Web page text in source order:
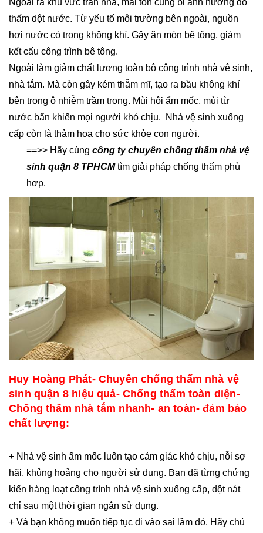
thấm dột nước. Từ yếu tố môi trường bên ngoài, nguồn
hơi nước có trong không khí. Gây ăn mòn bê tông, giảm
kết cấu công trình bê tông.
Ngoài làm giảm chất lượng toàn bộ công trình nhà vệ sinh,
nhà tắm. Mà còn gây kém thẫm mĩ, tạo ra bầu không khí
bên trong ô nhiễm trầm trọng. Mùi hôi ẩm mốc, mùi từ
nước bẩn khiến mọi người khó chịu. Nhà vệ sinh xuống
cấp còn là thảm họa cho sức khỏe con người.
==>> Hãy cùng công ty chuyên chống thấm nhà vệ
sinh quận 8 TPHCMtìm giải pháp chống thấm phù
hợp.
Huy Hoàng Phát- Chuyên chống thấm nhà vệ
sinh quận 8 hiệu quả- Chống thấm toàn diện-
Chống thấm nhà tắm nhanh- an toàn- đảm bảo
chất lượng:
+ Nhà vệ sinh ẩm mốc luôn tạo cảm giác khó chịu, nỗi sợ
hãi, khủng hoảng cho người sử dụng. Bạn đã từng chứng
kiến hàng loạt công trình nhà vệ sinh xuống cấp, dột nát
chỉ sau một thời gian ngắn sử dụng.
+ Và bạn không muốn tiếp tục đi vào sai lầm đó. Hãy chủ